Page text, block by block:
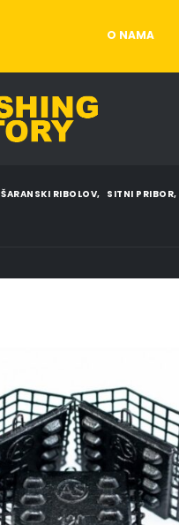
O NAMA
ŠARANSKI RIBOLOV, SITNI PRIBOR,